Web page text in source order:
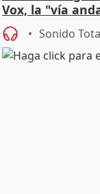
Vox, la "vía
"cambiar"
Sonido